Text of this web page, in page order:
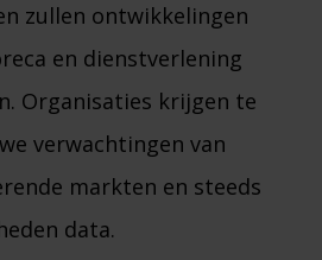
zullen ontwikkelingen
en dienstverlening
Organisaties krijgen te
verwachtingen van
markten en steeds
data.